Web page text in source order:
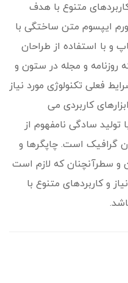
متنوع با هدف
ایپسوم متن ساختگی با
و با استفاده از طراحان
روزنامه و مجله در ستون و
فعلی تکنولوژی مورد نیاز
کاربردی می
سادگی نامفهوم از
گرافیک است. چاپگرها و
و سطرآنچنان که لازم است
و کاربردهای متنوع با